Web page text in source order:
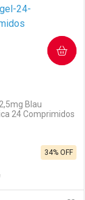
Blau
24 Comprimidos
34% OFF
COMPRAR